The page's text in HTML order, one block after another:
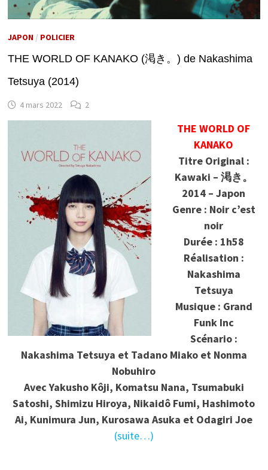
JAPON/ POLICIER
THE WORLD OF KANAKO (渇き。) de Nakashima
Tetsuya (2014)
4 mars 2022 2
THE WORLD OF
KANAKO
Titre Original :
Kawaki – 渇き。
2014 – Japon
Genre : Noir c’est
noir
Durée : 1h58
Réalisation :
Nakashima
Tetsuya
Musique : Grand
Funk Inc
Scénario :
Nakashima Tetsuya et Tadano Miako et Nonma
Nobuhiro
AvecYakusho Kôji, Komatsu Nana, Tsumabuki
Satoshi, Shimizu Hiroya, Nikaidô Fumi, Hashimoto
Ai, Kunimura Jun, Kurosawa Asuka et Odagiri Joe
(suite…)